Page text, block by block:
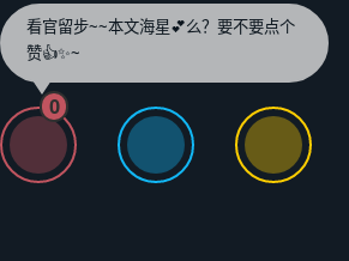
看官留步~~本文海星💕么？要不要点个
赞👍✨~
0